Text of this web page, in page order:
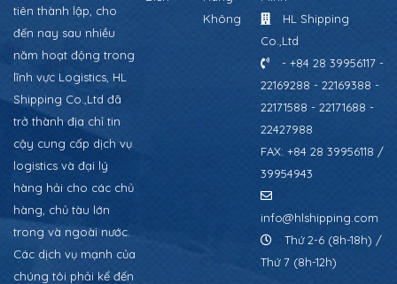
tiên thành lập, cho
đến nay sau nhiều
năm hoạt động trong
lĩnh vực Logistics, HL
Shipping Co.,Ltd đã
trở thành địa chỉ tin
cậy cung cấp dịch vụ
logistics và đại lý
hàng hải cho các chủ
hàng, chủ tàu lớn
trong và ngoài nước.
Các dịch vụ mạnh của
chúng tôi phải kể đến
Không
HL Shipping
Co.,Ltd
- +84 28 39956117 -
22169288 - 22169388 -
22171588 - 22171688 -
22427988
FAX: +84 28 39956118 /
39954943
info@hlshipping.com
Thứ 2-6 (8h-18h) /
Thứ 7 (8h-12h)